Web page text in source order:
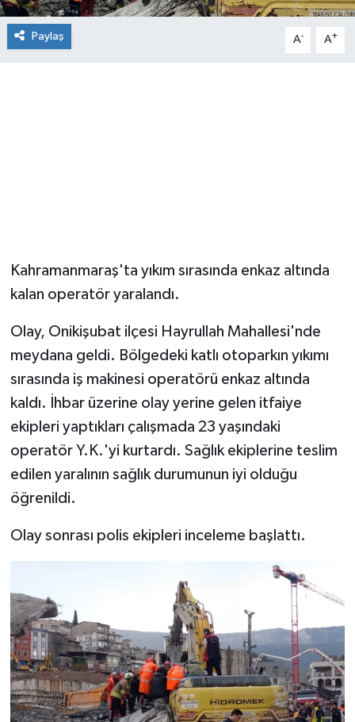
Paylaş A- A+
Kahramanmaraş'ta yıkım sırasında enkaz altında
kalan operatör yaralandı.
Olay, Onikişubat ilçesi Hayrullah Mahallesi'nde
meydana geldi. Bölgedeki katlı otoparkın yıkımı
sırasında iş makinesi operatörü enkaz altında
kaldı. İhbar üzerine olay yerine gelen itfaiye
ekipleri yaptıkları çalışmada 23 yaşındaki
operatör Y.K.'yi kurtardı. Sağlık ekiplerine teslim
edilen yaralının sağlık durumunun iyi olduğu
öğrenildi.
Olay sonrası polis ekipleri inceleme başlattı.